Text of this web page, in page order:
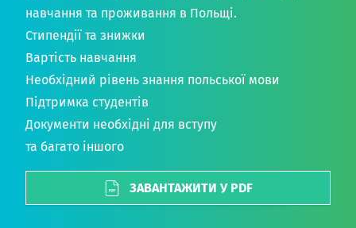
навчання та проживання в Польщі.
Стипендії та знижки
Вартість навчання
Необхідний рівень знання польської мови
Підтримка студентів
Документи необхідні для вступу
та багато іншого
ЗАВАНТАЖИТИ У PDF